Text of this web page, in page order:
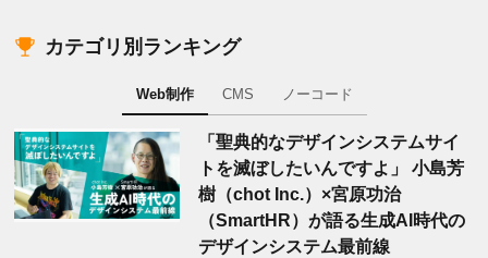
カテゴリ別ランキング
Web制作 CMS ノーコード
「聖典的なデザインシステムサイ
トを滅ぼしたいんですよ」 小島芳
樹（chot Inc.）×宮原功治
（SmartHR）が語る生成AI時代の
デザインシステム最前線